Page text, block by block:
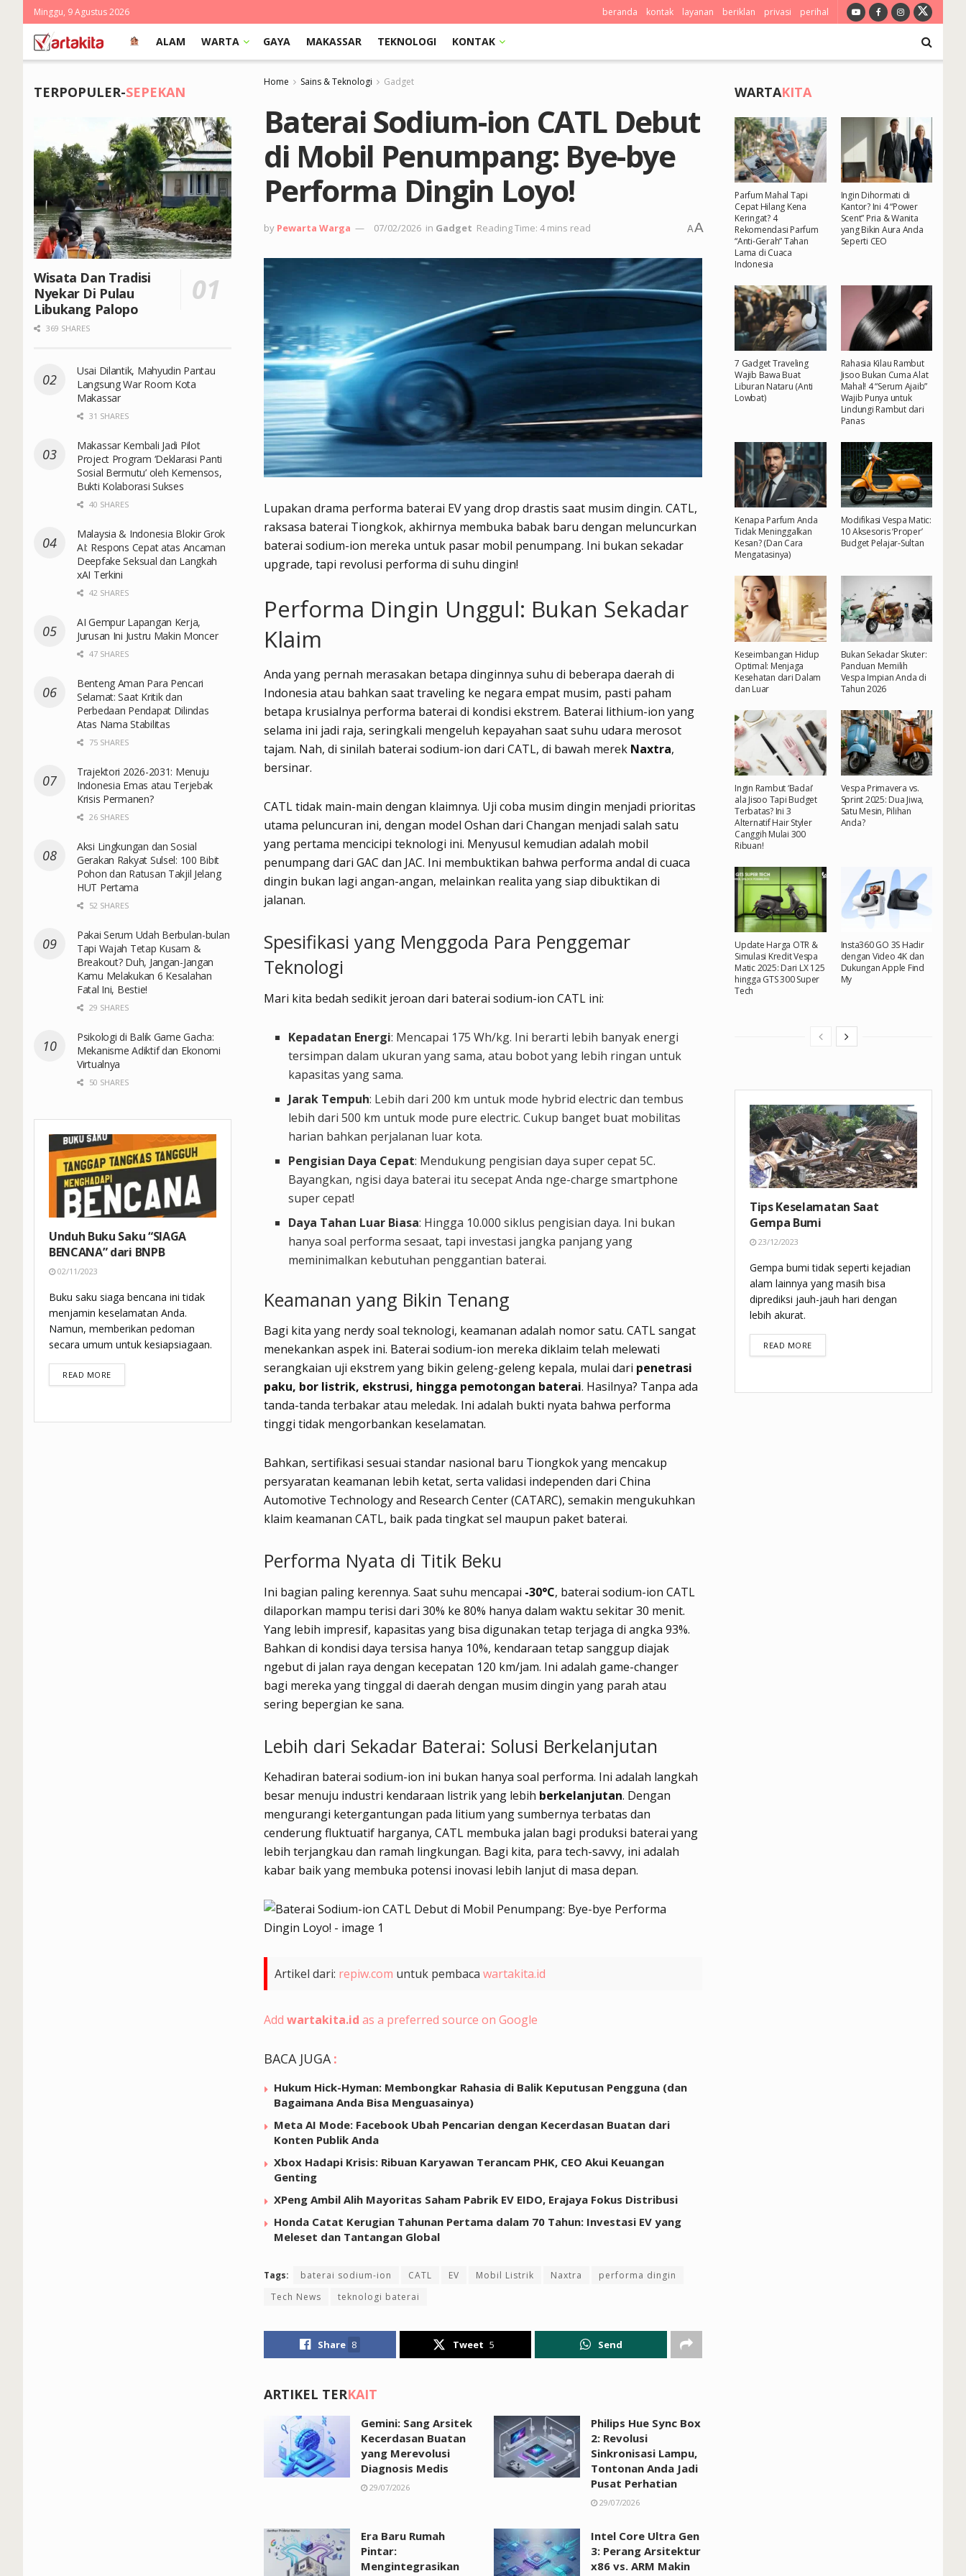
Minggu, 9 Agustus 2026 beranda kontak layanan beriklan privasi perihal
ALAM WARTA GAYA MAKASSAR TEKNOLOGI KONTAK
Home Sains & Teknologi Gadget
Baterai Sodium-ion CATL Debut
di Mobil Penumpang: Bye-bye
Performa Dingin Loyo!
by Pewarta Warga 07/02/2026 in Gadget Reading Time: 4 mins read AA
Lupakan drama performa baterai EV yang drop drastis saat musim dingin. CATL,
raksasa baterai Tiongkok, akhirnya membuka babak baru dengan meluncurkan
baterai sodium-ion mereka untuk pasar mobil penumpang. Ini bukan sekadar
upgrade, tapi revolusi performa di suhu dingin!
Performa Dingin Unggul: Bukan Sekadar
Klaim
Anda yang pernah merasakan betapa dinginnya suhu di beberapa daerah di
Indonesia atau bahkan saat traveling ke negara empat musim, pasti paham
betapa krusialnya performa baterai di kondisi ekstrem. Baterai lithium-ion yang
selama ini jadi raja, seringkali mengeluh kepayahan saat suhu udara merosot
tajam. Nah, di sinilah baterai sodium-ion dari CATL, di bawah merek Naxtra,
bersinar.
CATL tidak main-main dengan klaimnya. Uji coba musim dingin menjadi prioritas
utama peluncuran ini, dengan model Oshan dari Changan menjadi salah satu
yang pertama mencicipi teknologi ini. Menyusul kemudian adalah mobil
penumpang dari GAC dan JAC. Ini membuktikan bahwa performa andal di cuaca
dingin bukan lagi angan-angan, melainkan realita yang siap dibuktikan di
jalanan.
Spesifikasi yang Menggoda Para Penggemar
Teknologi
Mari kita bedah sedikit jeroan dari baterai sodium-ion CATL ini:
Kepadatan Energi: Mencapai 175 Wh/kg. Ini berarti lebih banyak energi
tersimpan dalam ukuran yang sama, atau bobot yang lebih ringan untuk
kapasitas yang sama.
Jarak Tempuh: Lebih dari 200 km untuk mode hybrid electric dan tembus
lebih dari 500 km untuk mode pure electric. Cukup banget buat mobilitas
harian bahkan perjalanan luar kota.
Pengisian Daya Cepat: Mendukung pengisian daya super cepat 5C.
Bayangkan, ngisi daya baterai itu secepat Anda nge-charge smartphone
super cepat!
Daya Tahan Luar Biasa: Hingga 10.000 siklus pengisian daya. Ini bukan
hanya soal performa sesaat, tapi investasi jangka panjang yang
meminimalkan kebutuhan penggantian baterai.
Keamanan yang Bikin Tenang
Bagi kita yang nerdy soal teknologi, keamanan adalah nomor satu. CATL sangat
menekankan aspek ini. Baterai sodium-ion mereka diklaim telah melewati
serangkaian uji ekstrem yang bikin geleng-geleng kepala, mulai dari penetrasi
paku, bor listrik, ekstrusi, hingga pemotongan baterai. Hasilnya? Tanpa ada
tanda-tanda terbakar atau meledak. Ini adalah bukti nyata bahwa performa
tinggi tidak mengorbankan keselamatan.
Bahkan, sertifikasi sesuai standar nasional baru Tiongkok yang mencakup
persyaratan keamanan lebih ketat, serta validasi independen dari China
Automotive Technology and Research Center (CATARC), semakin mengukuhkan
klaim keamanan CATL, baik pada tingkat sel maupun paket baterai.
Performa Nyata di Titik Beku
Ini bagian paling kerennya. Saat suhu mencapai -30°C, baterai sodium-ion CATL
dilaporkan mampu terisi dari 30% ke 80% hanya dalam waktu sekitar 30 menit.
Yang lebih impresif, kapasitas yang bisa digunakan tetap terjaga di angka 93%.
Bahkan di kondisi daya tersisa hanya 10%, kendaraan tetap sanggup diajak
ngebut di jalan raya dengan kecepatan 120 km/jam. Ini adalah game-changer
bagi mereka yang tinggal di daerah dengan musim dingin yang parah atau
sering bepergian ke sana.
Lebih dari Sekadar Baterai: Solusi Berkelanjutan
Kehadiran baterai sodium-ion ini bukan hanya soal performa. Ini adalah langkah
besar menuju industri kendaraan listrik yang lebih berkelanjutan. Dengan
mengurangi ketergantungan pada litium yang sumbernya terbatas dan
cenderung fluktuatif harganya, CATL membuka jalan bagi produksi baterai yang
lebih terjangkau dan ramah lingkungan. Bagi kita, para tech-savvy, ini adalah
kabar baik yang membuka potensi inovasi lebih lanjut di masa depan.
Artikel dari: repiw.com untuk pembaca wartakita.id
Add wartakita.id as a preferred source on Google
BACA JUGA :
Hukum Hick-Hyman: Membongkar Rahasia di Balik Keputusan Pengguna (dan
Bagaimana Anda Bisa Menguasainya)
Meta AI Mode: Facebook Ubah Pencarian dengan Kecerdasan Buatan dari
Konten Publik Anda
Xbox Hadapi Krisis: Ribuan Karyawan Terancam PHK, CEO Akui Keuangan
Genting
XPeng Ambil Alih Mayoritas Saham Pabrik EV EIDO, Erajaya Fokus Distribusi
Honda Catat Kerugian Tahunan Pertama dalam 70 Tahun: Investasi EV yang
Meleset dan Tantangan Global
Tags: baterai sodium-ion CATL EV Mobil Listrik Naxtra
performa dingin
Tech News
teknologi baterai
Share 8 Tweet 5 Send
ARTIKEL TERKAIT
Gemini: Sang Arsitek
Kecerdasan Buatan
yang Merevolusi
Diagnosis Medis
29/07/2026
Philips Hue Sync Box
2: Revolusi
Sinkronisasi Lampu,
Tontonan Anda Jadi
Pusat Perhatian
29/07/2026
Era Baru Rumah
Pintar:
Mengintegrasikan
Intel Core Ultra Gen
3: Perang Arsitektur
x86 vs. ARM Makin
TERPOPULER-SEPEKAN
Wisata Dan Tradisi
Nyekar Di Pulau
Libukang Palopo
369 SHARES
Usai Dilantik, Mahyudin Pantau
Langsung War Room Kota
Makassar
31 SHARES
Makassar Kembali Jadi Pilot
Project Program ‘Deklarasi Panti
Sosial Bermutu’ oleh Kemensos,
Bukti Kolaborasi Sukses
40 SHARES
Malaysia & Indonesia Blokir Grok
AI: Respons Cepat atas Ancaman
Deepfake Seksual dan Langkah
xAI Terkini
42 SHARES
AI Gempur Lapangan Kerja,
Jurusan Ini Justru Makin Moncer
47 SHARES
Benteng Aman Para Pencari
Selamat: Saat Kritik dan
Perbedaan Pendapat Dilindas
Atas Nama Stabilitas
75 SHARES
Trajektori 2026-2031: Menuju
Indonesia Emas atau Terjebak
Krisis Permanen?
26 SHARES
Aksi Lingkungan dan Sosial
Gerakan Rakyat Sulsel: 100 Bibit
Pohon dan Ratusan Takjil Jelang
HUT Pertama
52 SHARES
Pakai Serum Udah Berbulan-bulan
Tapi Wajah Tetap Kusam &
Breakout? Duh, Jangan-Jangan
Kamu Melakukan 6 Kesalahan
Fatal Ini, Bestie!
29 SHARES
Psikologi di Balik Game Gacha:
Mekanisme Adiktif dan Ekonomi
Virtualnya
50 SHARES
Unduh Buku Saku “SIAGA
BENCANA” dari BNPB
02/11/2023
Buku saku siaga bencana ini tidak
menjamin keselamatan Anda.
Namun, memberikan pedoman
secara umum untuk kesiapsiagaan.
READ MOREDETAILS
WARTAKITA
Parfum Mahal Tapi
Cepat Hilang Kena
Keringat? 4
Rekomendasi Parfum
“Anti-Gerah” Tahan
Lama di Cuaca
Indonesia
Ingin Dihormati di
Kantor? Ini 4 “Power
Scent” Pria & Wanita
yang Bikin Aura Anda
Seperti CEO
7 Gadget Traveling
Wajib Bawa Buat
Liburan Nataru (Anti
Lowbat)
Rahasia Kilau Rambut
Jisoo Bukan Cuma Alat
Mahal! 4 “Serum Ajaib”
Wajib Punya untuk
Lindungi Rambut dari
Panas
Kenapa Parfum Anda
Tidak Meninggalkan
Kesan? (Dan Cara
Mengatasinya)
Modifikasi Vespa Matic:
10 Aksesoris ‘Proper’
Budget Pelajar-Sultan
Keseimbangan Hidup
Optimal: Menjaga
Kesehatan dari Dalam
dan Luar
Bukan Sekadar Skuter:
Panduan Memilih
Vespa Impian Anda di
Tahun 2026
Ingin Rambut ‘Badai’
ala Jisoo Tapi Budget
Terbatas? Ini 3
Alternatif Hair Styler
Canggih Mulai 300
Ribuan!
Vespa Primavera vs.
Sprint 2025: Dua Jiwa,
Satu Mesin, Pilihan
Anda?
Update Harga OTR &
Simulasi Kredit Vespa
Matic 2025: Dari LX 125
hingga GTS 300 Super
Tech
Insta360 GO 3S Hadir
dengan Video 4K dan
Dukungan Apple Find
My
Tips Keselamatan Saat
Gempa Bumi
23/12/2023
Gempa bumi tidak seperti kejadian
alam lainnya yang masih bisa
diprediksi jauh-jauh hari dengan
lebih akurat.
READ MOREDETAILS